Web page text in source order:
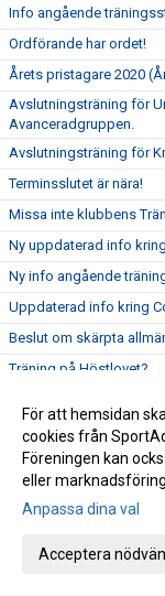
Info angående
Ordförande har ordet!
Årets pristagare 2020
Avslutningsträning för
Avanceradgruppen.
Avslutningsträning för
Terminsslutet är nära!
Missa inte klubbens
Ny uppdaterad info
Ny info angående
Uppdaterad info kring
Beslut om skärpta
Träning på Höstlovet?
Resultat
Kroppefjällskampen,
Inställd träning Knatte
Kenny Kling på besök i
Stort Grattis till nya
För att hemsidan
cookies från
Föreningen kan
eller
Anpassa dina val
Acceptera